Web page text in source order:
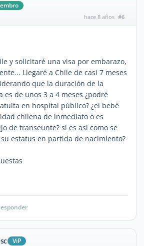
hace 8 años #6
y solicitaré una visa por embarazo,
Llegaré a Chile de casi 7 meses
que la duración de la
es de unos 3 a 4 meses ¿podré
en hospital público? ¿el bebé
chilena de inmediato o es
de transeunte? si es así como se
estatus en partida de nacimiento?
ViP